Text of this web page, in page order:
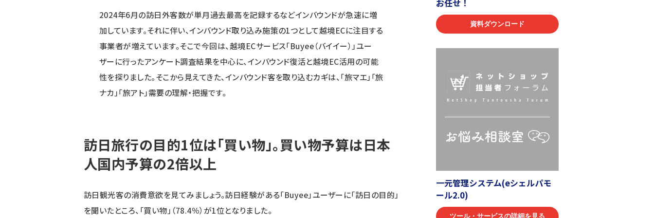
2024年6月の訪日外客数が単月過去最高を記録するなどインバウンドが急速に増
加しています。それに伴い、インバウンド取り込み施策の1つとして越境ECに注目する
事業者が増えています。そこで今回は、越境ECサービス「Buyee（バイイー）」ユー
ザーに行ったアンケート調査結果を中心に、インバウンド復活と越境EC活用の可能
性を探りました。そこから見えてきた、インバウンド客を取り込むカギは、「旅マエ」「旅
ナカ」「旅アト」需要の理解・把握です。
訪日旅行の目的1位は「買い物」。買い物予算は日本
人国内予算の2倍以上
訪日観光客の消費意欲を見てみましょう。訪日経験がある「Buyee」ユーザーに「訪日の目的」
を聞いたところ、「買い物」（78.4％）が1位となりました。